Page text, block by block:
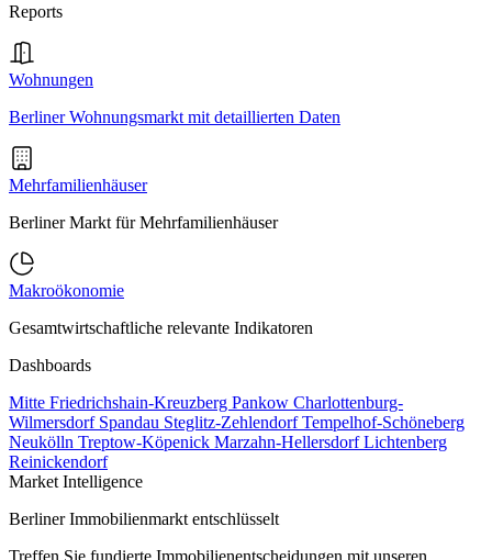
Reports
Wohnungen
Berliner Wohnungsmarkt mit detaillierten Daten
Mehrfamilienhäuser
Berliner Markt für Mehrfamilienhäuser
Makroökonomie
Gesamtwirtschaftliche relevante Indikatoren
Dashboards
Mitte Friedrichshain-Kreuzberg Pankow Charlottenburg-
Wilmersdorf Spandau Steglitz-ZehlendorfTempelhof-Schöneberg
Neukölln Treptow-Köpenick Marzahn-HellersdorfLichtenberg
Reinickendorf
Market Intelligence
Berliner Immobilienmarkt entschlüsselt
Treffen Sie fundierte Immobilienentscheidungen mit unseren